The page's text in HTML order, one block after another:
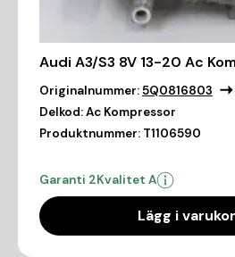
Audi A3/S3 8V 13-20 Ac
Originalnummer:5Q0816803
Delkod:Ac Kompressor
Produktnummer: T1106590
Garanti 2Kvalitet A
Lägg i